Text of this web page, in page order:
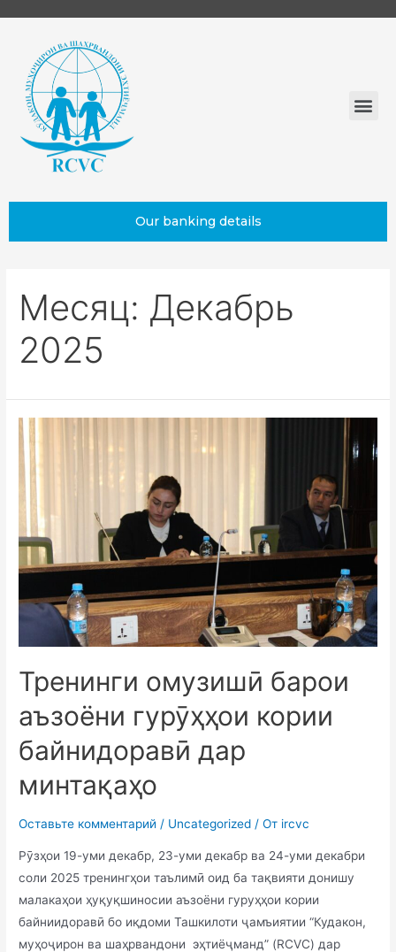
Our banking details
Месяц: Декабрь
2025
Тренинги омузишӣ барои
аъзоёни гурӯҳҳои кории
байнидоравӣ дар
минтақаҳо
Оставьте комментарий / Uncategorized / От ircvc
Рӯзҳои 19-уми декабр, 23-уми декабр ва 24-уми декабри
соли 2025 тренингҳои таълимӣ оид ба тақвияти донишу
малакаҳои ҳуқуқшиносии аъзоёни гуруҳҳои кории
байниидоравӣ бо иқдоми Ташкилоти ҷамъиятии “Кудакон,
муҳоҷирон ва шаҳрвандони эҳтиёҷманд” (RCVC) дар